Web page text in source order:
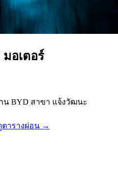
อเตอร์
น BYD สาขา แจ้งวัฒนะ
ตารางผ่อน →